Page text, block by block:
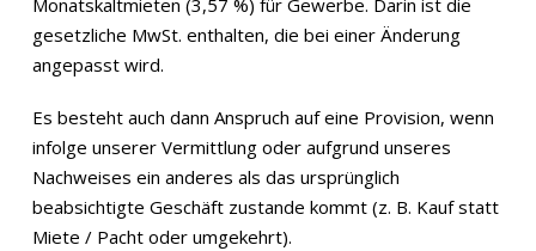
gesetzliche MwSt. enthalten, die bei einer Änderung
angepasst wird.
Es besteht auch dann Anspruch auf eine Provision, wenn
infolge unserer Vermittlung oder aufgrund unseres
Nachweises ein anderes als das ursprünglich
beabsichtigte Geschäft zustande kommt (z. B. Kauf statt
Miete / Pacht oder umgekehrt).